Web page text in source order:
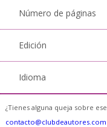
Número de páginas
Edición
Idioma
¿Tienes alguna queja sobre
contacto@clubdeautores.com